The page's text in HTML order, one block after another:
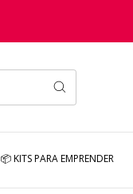
📦 KITS PARA EMPRENDER